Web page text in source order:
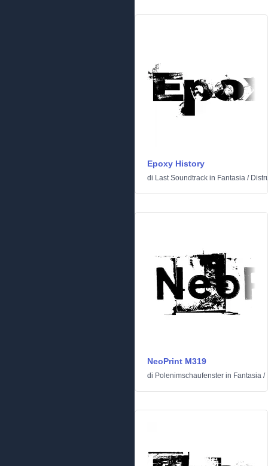
Epoxy History
di Last Soundtrack in Fantasia /
NeoPrint M319
di Polenimschaufenster in Fantasia /